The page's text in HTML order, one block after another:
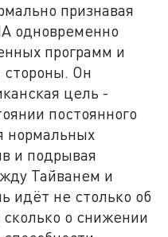
признавая
одновременно
программ и
стороны. Он
цель -
постоянного
нормальных
и подрывая
Тайванем и
идёт не столько об
о снижении